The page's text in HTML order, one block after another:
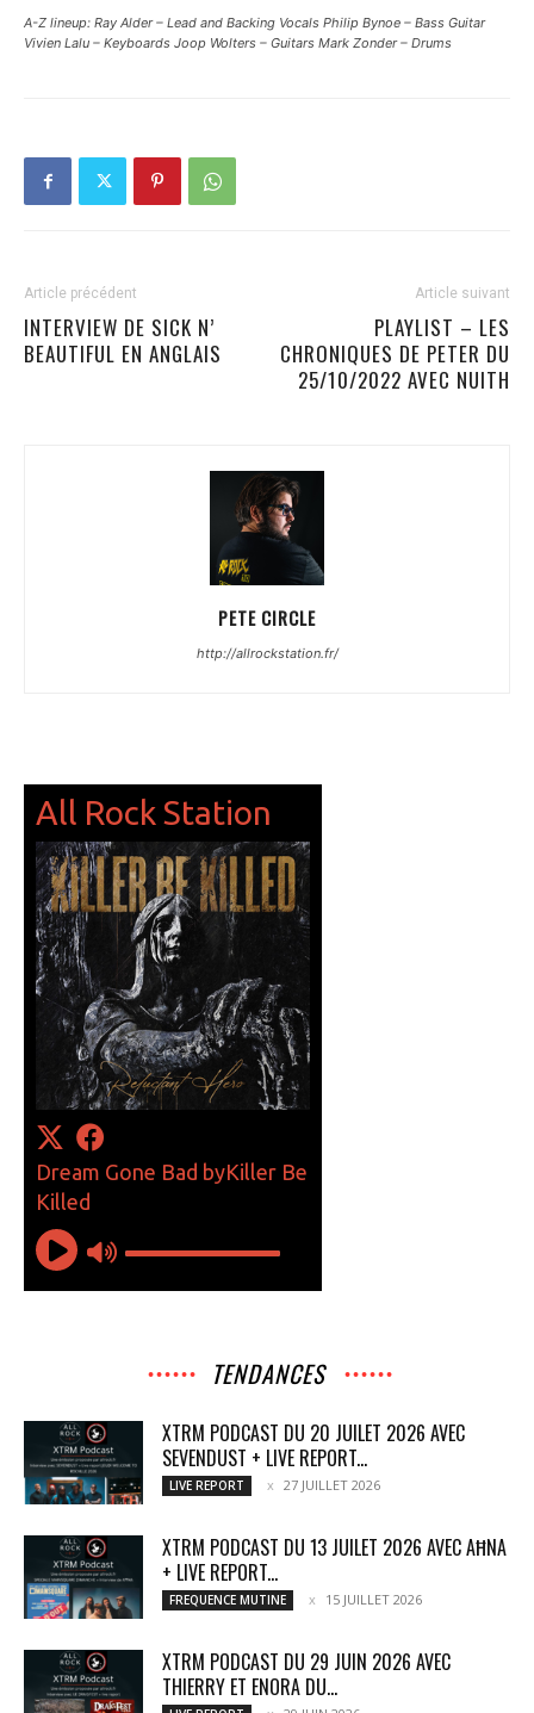
A-Z lineup: Ray Alder – Lead and Backing Vocals Philip Bynoe – Bass Guitar
Vivien Lalu – Keyboards Joop Wolters – Guitars Mark Zonder – Drums
Article précédent
INTERVIEW DE SICK N’
BEAUTIFUL EN ANGLAIS
Article suivant
PLAYLIST – LES
CHRONIQUES DE PETER DU
25/10/2022 AVEC NUITH
PETE CIRCLE
http://allrockstation.fr/
TENDANCES
XTRM PODCAST DU 20 JUILET 2026 AVEC
SEVENDUST + LIVE REPORT...
LIVE REPORT 27 JUILLET 2026
XTRM PODCAST DU 13 JUILET 2026 AVEC AĦNA
+ LIVE REPORT...
FREQUENCE MUTINE 15 JUILLET 2026
XTRM PODCAST DU 29 JUIN 2026 AVEC
THIERRY ET ENORA DU...